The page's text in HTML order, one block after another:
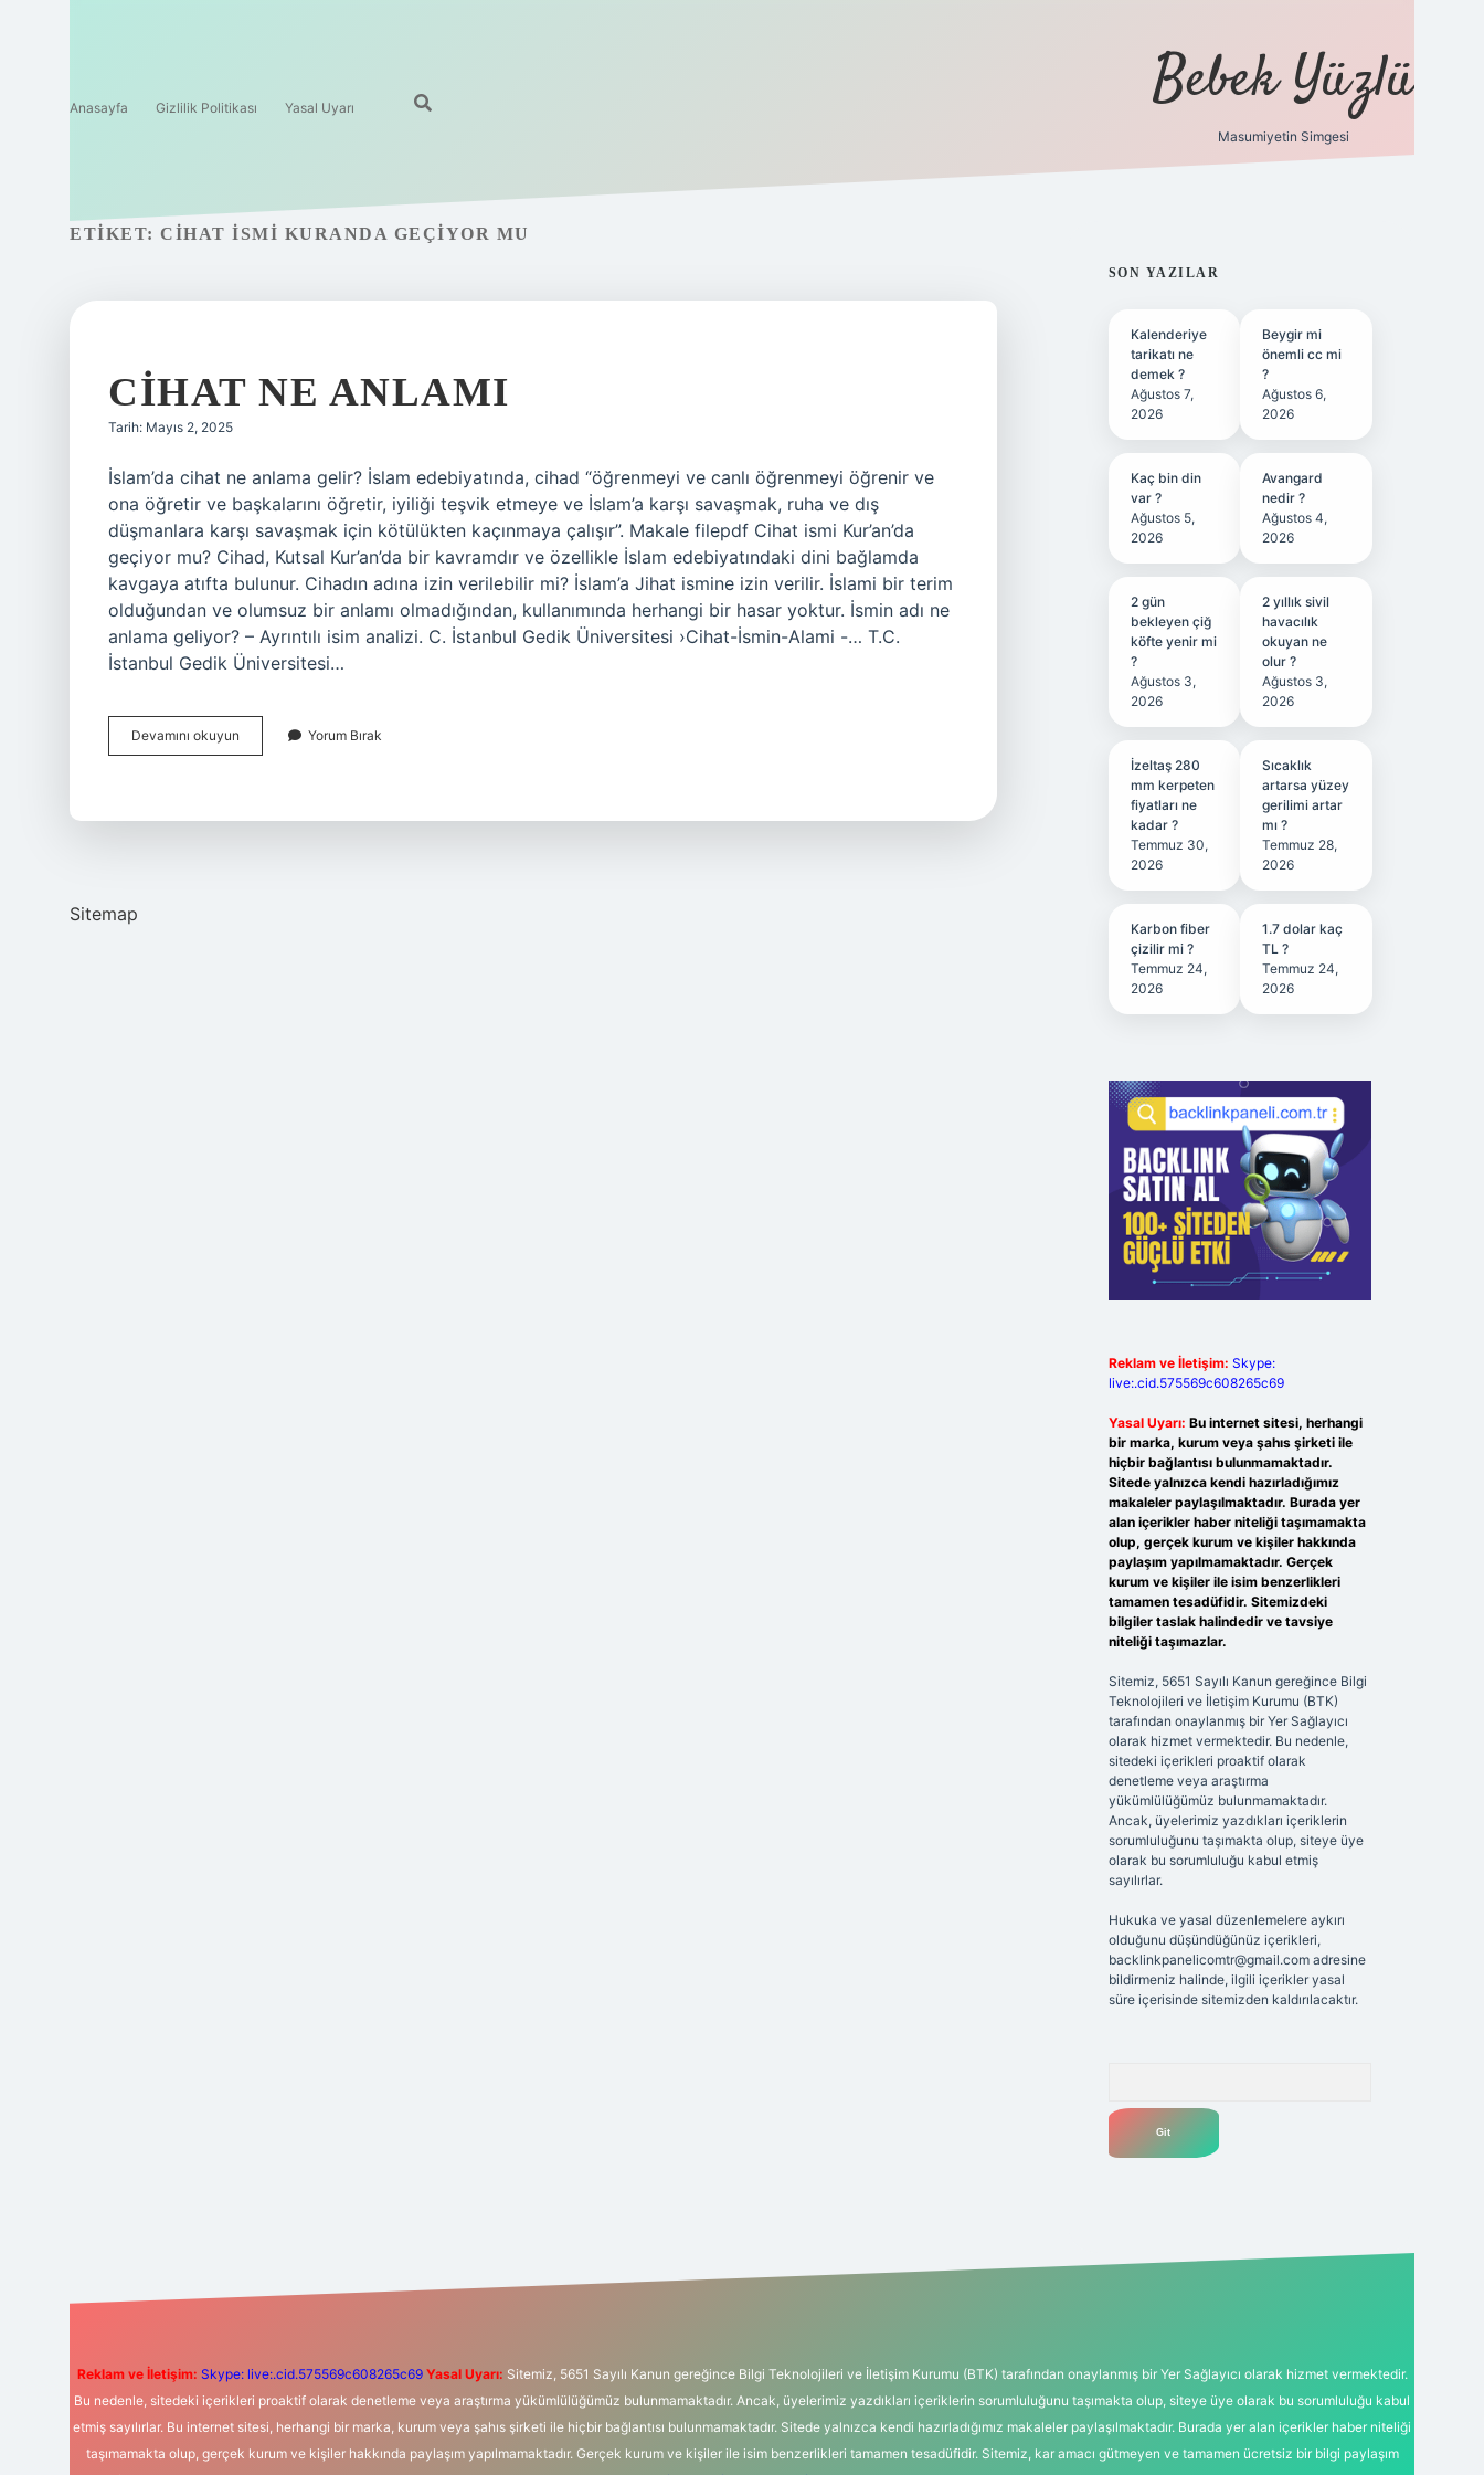
Anasayfa Gizlilik Politikası Yasal Uyarı Bebek Yüzlü
Masumiyetin Simgesi
ETIKET: CIHAT ISMI KURANDA GEÇIYOR MU
CIHAT NE ANLAMI
Tarih: Mayıs 2, 2025
İslam’da cihat ne anlama gelir? İslam edebiyatında, cihad “öğrenmeyi ve canlı öğrenmeyi öğrenir ve
ona öğretir ve başkalarını öğretir, iyiliği teşvik etmeye ve İslam’a karşı savaşmak, ruha ve dış
düşmanlara karşı savaşmak için kötülükten kaçınmaya çalışır”. Makale filepdf Cihat ismi Kur’an’da
geçiyor mu? Cihad, Kutsal Kur’an’da bir kavramdır ve özellikle İslam edebiyatındaki dini bağlamda
kavgaya atıfta bulunur. Cihadın adına izin verilebilir mi? İslam’a Jihat ismine izin verilir. İslami bir terim
olduğundan ve olumsuz bir anlamı olmadığından, kullanımında herhangi bir hasar yoktur. İsmin adı ne
anlama geliyor? – Ayrıntılı isim analizi. C. İstanbul Gedik Üniversitesi ›Cihat-İsmin-Alami -… T.C.
İstanbul Gedik Üniversitesi…
Devamını okuyun
Ne
Yorum Bırak
Sitemap
SIDEBAR
SON YAZILAR
Kalenderiye
tarikatı ne
demek ?
Ağustos 7,
2026
Beygir mi
önemli cc mi
?
Ağustos 6,
2026
Kaç bin din
var ?
Ağustos 5,
2026
Avangard
nedir ?
Ağustos 4,
2026
2 gün
bekleyen çiğ
köfte yenir mi
?
Ağustos 3,
2026
2 yıllık sivil
havacılık
okuyan ne
olur ?
Ağustos 3,
2026
İzeltaş 280
mm kerpeten
fiyatları ne
kadar ?
Temmuz 30,
2026
Sıcaklık
artarsa yüzey
gerilimi artar
mı ?
Temmuz 28,
2026
Karbon fiber
çizilir mi ?
Temmuz 24,
2026
1.7 dolar kaç
TL ?
Temmuz 24,
2026
Reklam ve İletişim: Skype:
live:.cid.575569c608265c69
Yasal Uyarı: Bu internet sitesi, herhangi
bir marka, kurum veya şahıs şirketi ile
hiçbir bağlantısı bulunmamaktadır.
Sitede yalnızca kendi hazırladığımız
makaleler paylaşılmaktadır. Burada yer
alan içerikler haber niteliği taşımamakta
olup, gerçek kurum ve kişiler hakkında
paylaşım yapılmamaktadır. Gerçek
kurum ve kişiler ile isim benzerlikleri
tamamen tesadüfidir. Sitemizdeki
bilgiler taslak halindedir ve tavsiye
niteliği taşımazlar.
Sitemiz, 5651 Sayılı Kanun gereğince Bilgi
Teknolojileri ve İletişim Kurumu (BTK)
tarafından onaylanmış bir Yer Sağlayıcı
olarak hizmet vermektedir. Bu nedenle,
sitedeki içerikleri proaktif olarak
denetleme veya araştırma
yükümlülüğümüz bulunmamaktadır.
Ancak, üyelerimiz yazdıkları içeriklerin
sorumluluğunu taşımakta olup, siteye üye
olarak bu sorumluluğu kabul etmiş
sayılırlar.
Hukuka ve yasal düzenlemelere aykırı
olduğunu düşündüğünüz içerikleri,
backlinkpanelicomtr@gmail.comadresine
bildirmeniz halinde, ilgili içerikler yasal
süre içerisinde sitemizden kaldırılacaktır.
Reklam ve İletişim: Skype: live:.cid.575569c608265c69 Yasal Uyarı: Sitemiz, 5651 Sayılı Kanun gereğince Bilgi Teknolojileri ve İletişim Kurumu (BTK) tarafından onaylanmış bir Yer Sağlayıcı olarak hizmet vermektedir.
Bu nedenle, sitedeki içerikleri proaktif olarak denetleme veya araştırma yükümlülüğümüz bulunmamaktadır. Ancak, üyelerimiz yazdıkları içeriklerin sorumluluğunu taşımakta olup, siteye üye olarak bu sorumluluğu kabul
etmiş sayılırlar. Bu internet sitesi, herhangi bir marka, kurum veya şahıs şirketi ile hiçbir bağlantısı bulunmamaktadır. Sitede yalnızca kendi hazırladığımız makaleler paylaşılmaktadır. Burada yer alan içerikler haber niteliği
taşımamakta olup, gerçek kurum ve kişiler hakkında paylaşım yapılmamaktadır. Gerçek kurum ve kişiler ile isim benzerlikleri tamamen tesadüfidir. Sitemiz, kar amacı gütmeyen ve tamamen ücretsiz bir bilgi paylaşım